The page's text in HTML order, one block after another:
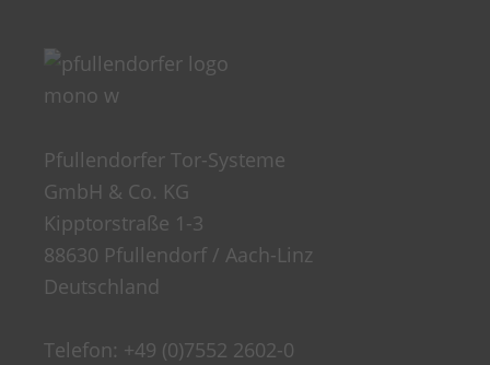
Pfullendorfer Tor-Systeme
GmbH & Co. KG
Kipptorstraße 1-3
88630 Pfullendorf / Aach-Linz
Deutschland
Telefon: +49 (0)7552 2602-0